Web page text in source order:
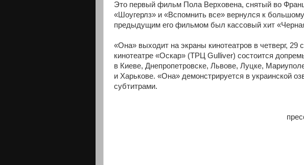
Это первый фильм Пола Верховена, снятый во
«Шоугерлз» и «Вспомнить все» вернулся к
предыдущим его фильмом был кассовый хит
«Она» выходит на экраны кинотеатров в четверг, 29
кинотеатре «Оскар» (ТРЦ Gulliver) состоится
в Киеве, Днепропетровске, Львове, Луцке,
и Харькове. «Она» демонстрируется в украинской
субтитрами.